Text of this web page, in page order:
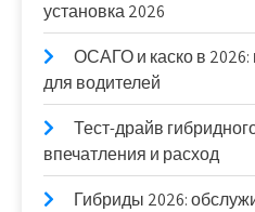
установка 2026
ОСАГО и каско в
для водителей
Тест-драйв
впечатления и расход
Гибриды 2026: